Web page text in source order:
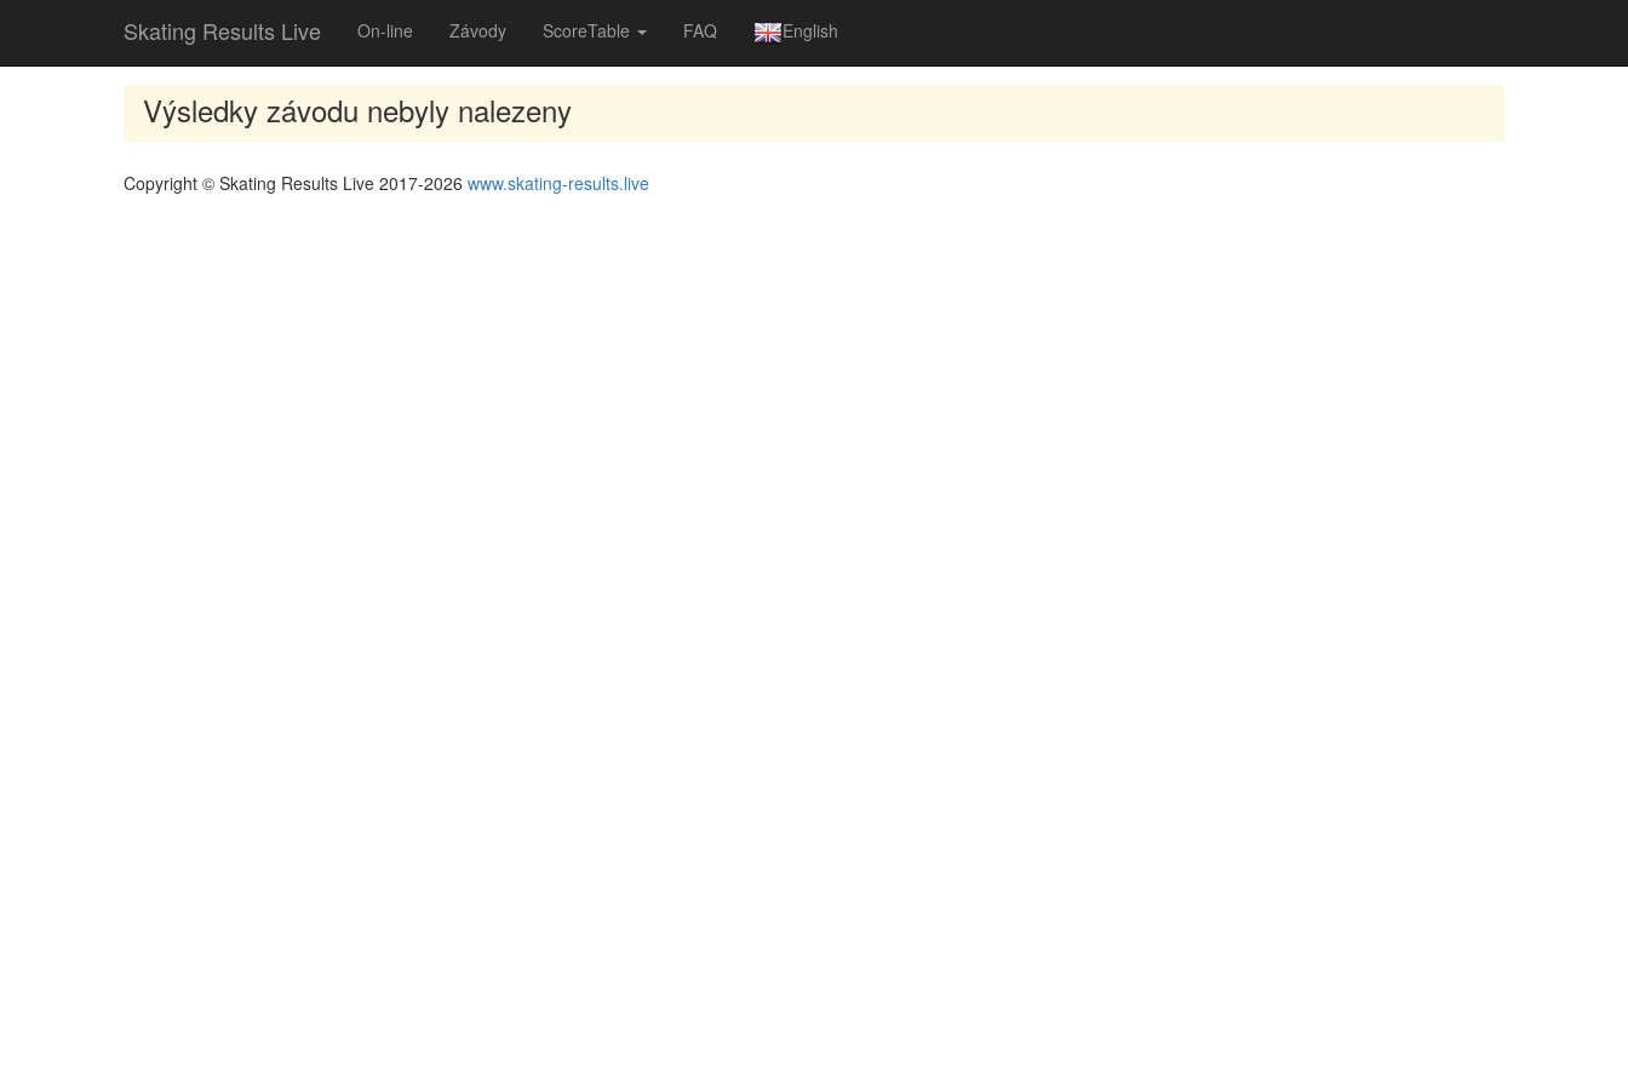
Skating Results Live On-line Závody ScoreTable FAQ English
Výsledky závodu nebyly nalezeny
Copyright © Skating Results Live 2017-2026 www.skating-results.live